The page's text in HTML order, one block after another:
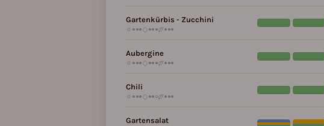
Gartenkürbis - Zucchini
●●● ●●● ●●●
Aubergine
●●● ●●● ●●●
Chili
●●● ●●○ ●●●
Gartensalat